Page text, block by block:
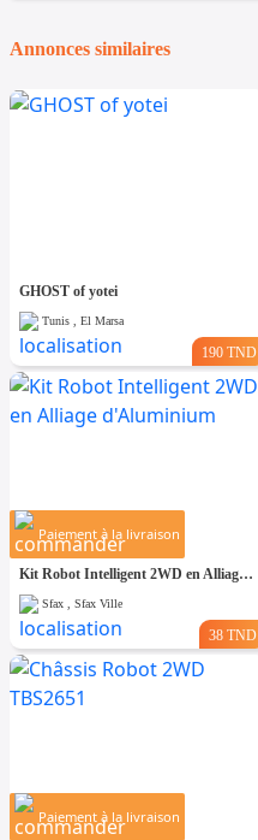
Annonces similaires
GHOST of yotei
Tunis , El Marsa
190 TND
Paiement à la livraison
Kit Robot Intelligent 2WD en Alliage d'Aluminium
Sfax , Sfax Ville
38 TND
Paiement à la livraison